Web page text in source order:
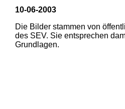
10-06-2003
Die Bilder stammen von
des SEV. Sie entsprechen
Grundlagen.